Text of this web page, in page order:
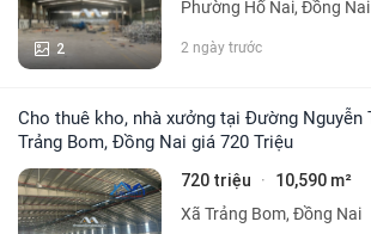
2
Phường Hố Nai, Đồng Nai
2 ngày trước
Cho thuê kho, nhà xưởng tại Đường Nguyễn Trãi, Trảng Bom,
Trảng Bom, Đồng Nai giá 720 Triệu
720 triệu · 10,590 m²
Xã Trảng Bom, Đồng Nai